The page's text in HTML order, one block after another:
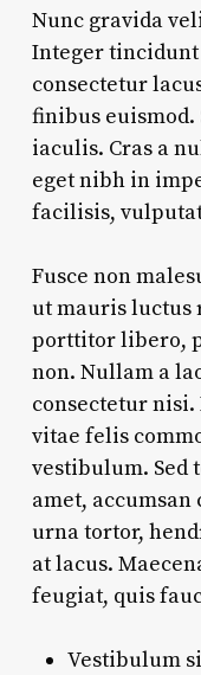
Nunc gravida
Integer
consectetur
finibus euismod.
iaculis. Cras a
eget nibh in
facilisis,
Fusce non
ut mauris luctus
porttitor libero,
non. Nullam a
consectetur
vitae felis
vestibulum. Sed
amet, accumsan
urna tortor,
at lacus.
feugiat, quis
Vestibulum